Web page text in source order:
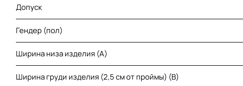
Допуск
Гендер (пол)
Ширина низа изделия (A)
Ширина груди изделия (2,5 см от проймы) (B)